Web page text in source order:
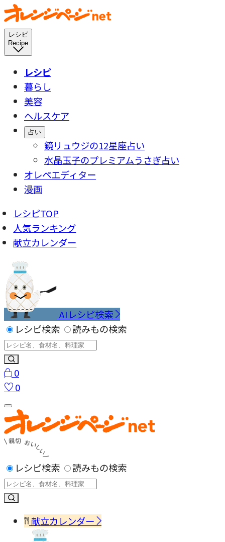
レシピ
Recipe
レシピ
暮らし
美容
ヘルスケア
占い
鏡リュウジの12星座占い
水晶玉子のプレミアムうさぎ占い
オレペエディター
漫画
レシピTOP
人気ランキング
献立カレンダー
AIレシピ検索
レシピ検索
読みもの検索
0
0
レシピ検索 読みもの検索
献立カレンダー